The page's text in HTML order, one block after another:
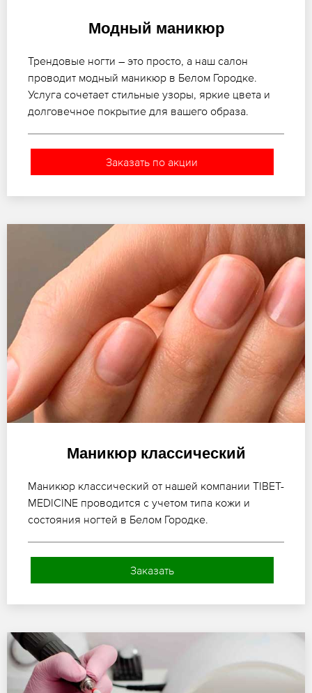
Модный маникюр
Трендовые ногти – это просто, а наш салон
проводит модный маникюр в Белом Городке.
Услуга сочетает стильные узоры, яркие цвета и
долговечное покрытие для вашего образа.
Заказать по акции
Маникюр классический
Маникюр классический от нашей компании TIBET-
MEDICINE проводится с учетом типа кожи и
состояния ногтей в Белом Городке.
Заказать